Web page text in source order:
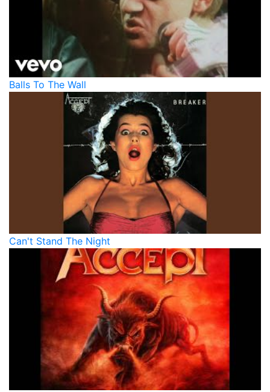
Balls To The Wall
Can't Stand The Night